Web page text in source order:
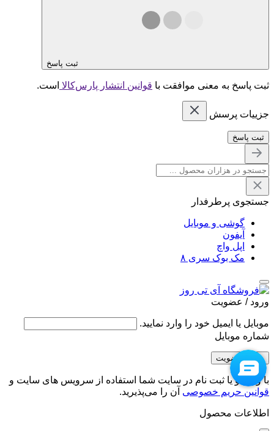
ثبت پاسخ
ثبت پاسخ به معنی موافقت با قوانین انتشار پارس‌کالا است.
جزییات پرسش
ثبت پاسخ
جستجوی پرطرفدار
گوشی و موبایل
آیفون
اپل واچ
مک بوک سری ۸
ورود / عضویت
موبایل یا ایمیل خود را وارد نمایید.
شماره موبایل
ورود / عضویت
با ورود و یا ثبت نام در سایت شما استفاده از سرویس های سایت و
قوانین حریم خصوصی آن را می‌پذیرید.
اطلاعات محصول